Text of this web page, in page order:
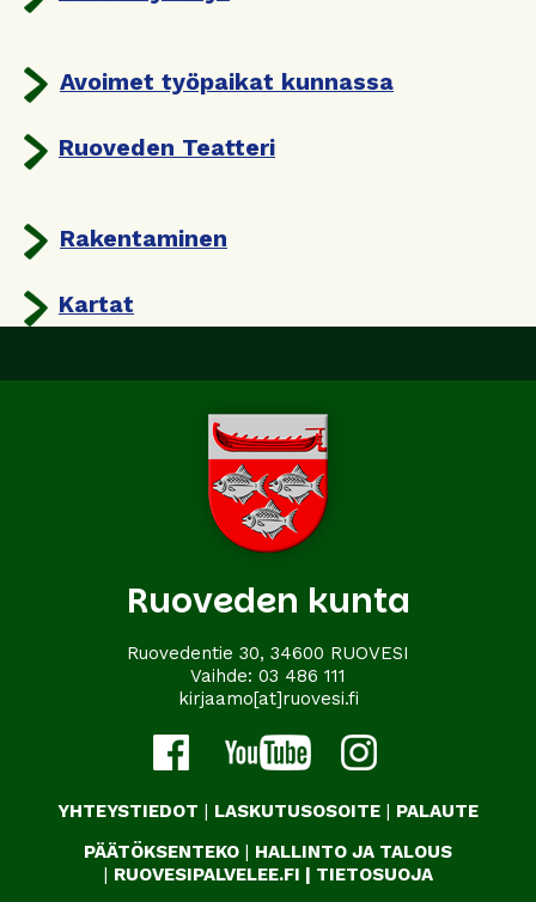
Avoimet työpaikat kunnassa
Ruoveden Teatteri
Rakentaminen
Kartat
Ruoveden kunta
Ruovedentie 30, 34600 RUOVESI
Vaihde: 03 486 111
kirjaamo[at]ruovesi.fi
YHTEYSTIEDOT | LASKUTUSOSOITE | PALAUTE
PÄÄTÖKSENTEKO | HALLINTO JA TALOUS
| RUOVESIPALVELEE.FI | TIETOSUOJA